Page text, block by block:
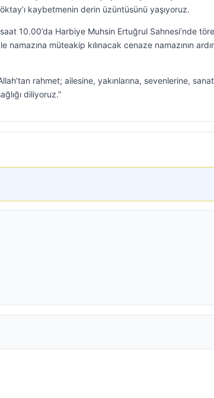
kaybetmenin derin üzüntüsünü yaşıyoruz.
10.00’da Harbiye Muhsin Ertuğrul Sahnesi’nde
müteakip kılınacak cenaze namazının
rahmet; ailesine, yakınlarına, sevenlerine, sanat
diliyoruz.”